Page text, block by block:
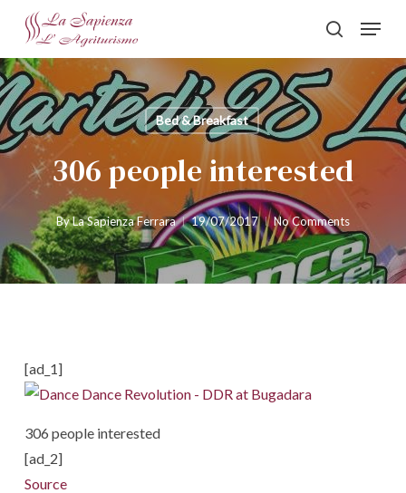
main
content
search
Menu
Bed & Breakfast
306 people interested
ByLa Sapienza Ferrara 19/07/2017 No Comments
[ad_1]
306 people interested
[ad_2]
Source
Close
Menu